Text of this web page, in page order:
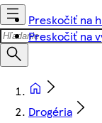
Preskočiť na
Preskočiť na
Drogéria